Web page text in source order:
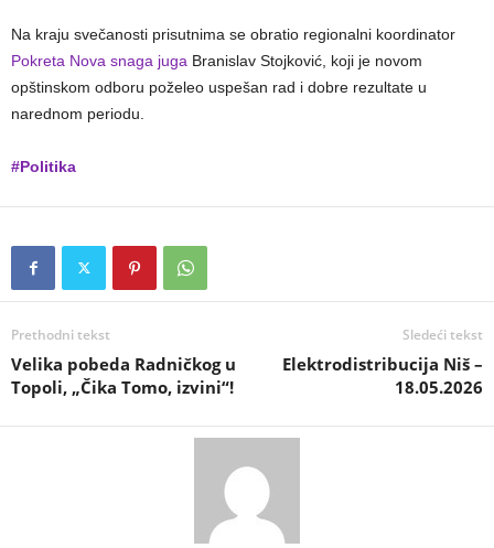
Na kraju svečanosti prisutnima se obratio regionalni koordinator
Pokreta Nova snaga juga Branislav Stojković, koji je novom
opštinskom odboru poželeo uspešan rad i dobre rezultate u
narednom periodu.
#Politika
Prethodni tekst
Velika pobeda Radničkog u
Topoli, „Čika Tomo, izvini“!
Sledeći tekst
Elektrodistribucija Niš –
18.05.2026